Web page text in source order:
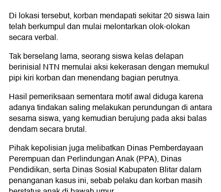
Di lokasi tersebut, korban mendapati sekitar 20 siswa lain
telah berkumpul dan mulai melontarkan olok-olokan
secara verbal.
Tak berselang lama, seorang siswa kelas delapan
berinisial NTN memulai aksi kekerasan dengan memukul
pipi kiri korban dan menendang bagian perutnya.
Hasil pemeriksaan sementara motif awal diduga karena
adanya tindakan saling melakukan perundungan di antara
sesama siswa, yang kemudian berujung pada aksi balas
dendam secara brutal.
Pihak kepolisian juga melibatkan Dinas Pemberdayaan
Perempuan dan Perlindungan Anak (PPA), Dinas
Pendidikan, serta Dinas Sosial Kabupaten Blitar dalam
penanganan kasus ini, sebab pelaku dan korban masih